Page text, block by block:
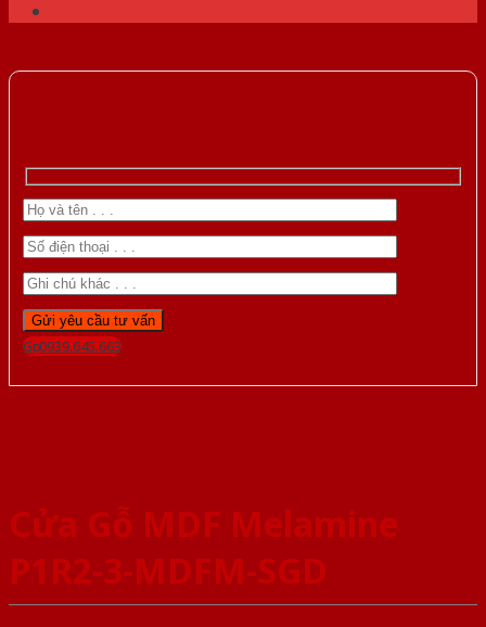
Gọi 0939.645.663
Cửa Gỗ MDF Melamine
P1R2-3-MDFM-SGD